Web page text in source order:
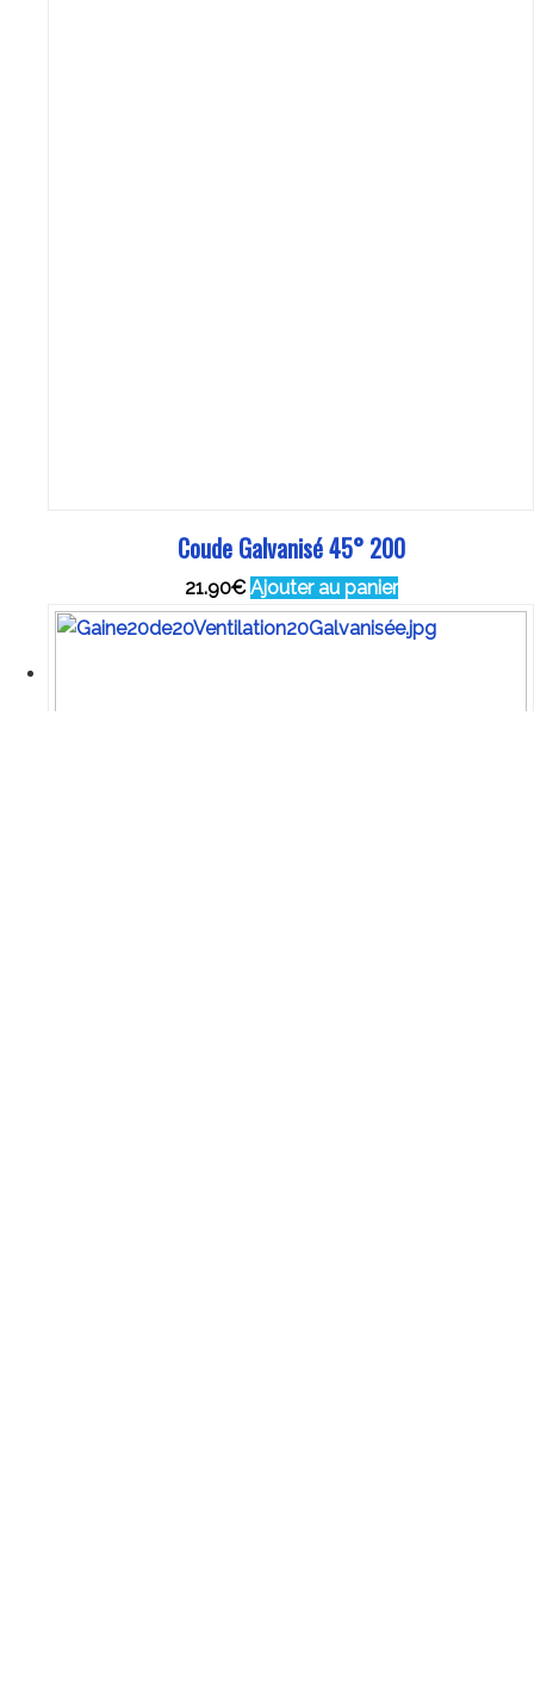
Coude Galvanisé 45° 200
21.90€ Ajouter au panier